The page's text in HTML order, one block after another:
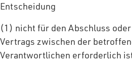
Entscheidung
(1) nicht für den Abschluss
Vertrags zwischen der
Verantwortlichen erforderlich